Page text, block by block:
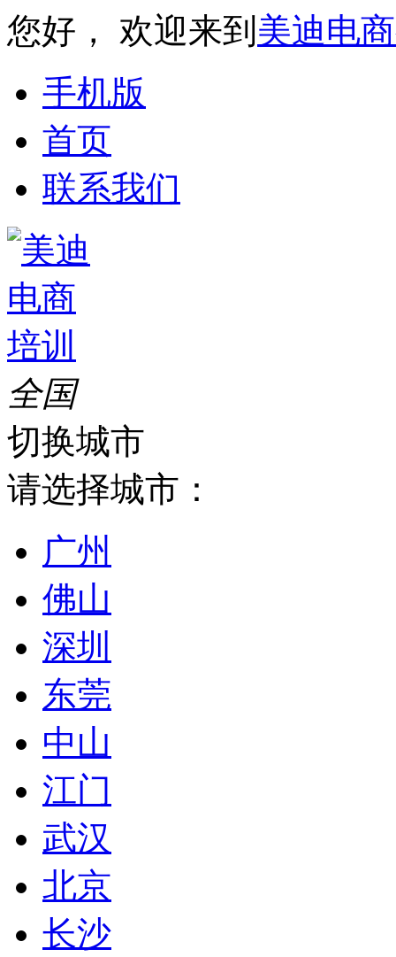
您好， 欢迎来到 美迪电
手机版
首页
联系我们
全国
切换城市
请选择城市：
广州
佛山
深圳
东莞
中山
江门
武汉
北京
长沙